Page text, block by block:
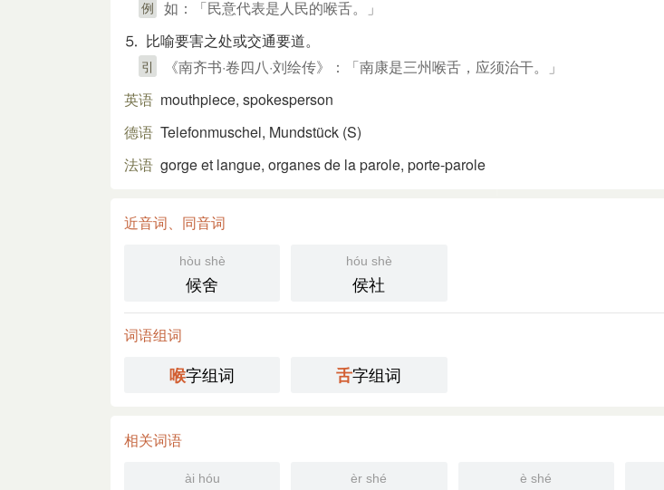
例 如：「民意代表是人民的喉舌。」
⒌ 比喻要害之处或交通要道。
引
《南齐书·卷四八·刘绘传》：「南康是三州喉舌，应须治干。」
英语 mouthpiece, spokesperson
德语 Telefonmuschel, Mundstück (S)​
法语 gorge et langue, organes de la parole, porte-parole
近音词、同音词
hòu shè
候舍
hóu shè
侯社
词语组词
喉字组词 舌字组词
相关词语
ài hóu èr shé è shé